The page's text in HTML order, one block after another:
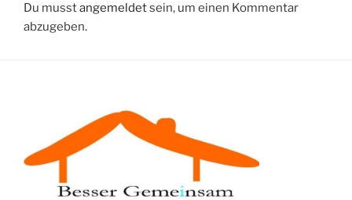
Du musstangemeldetsein, um einen Kommentar
abzugeben.